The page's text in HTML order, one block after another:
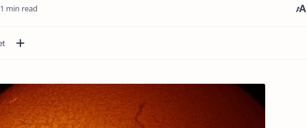
1 min read